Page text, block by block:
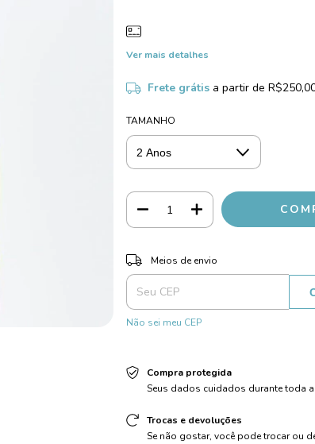
Ver mais detalhes
Frete grátis a partir de
TAMANHO
Entregas para o CEP:
Meios de envio
Não sei meu CEP
Compra protegida
Seus dados cuidados durante toda
Trocas e devoluções
Se não gostar, você pode trocar ou